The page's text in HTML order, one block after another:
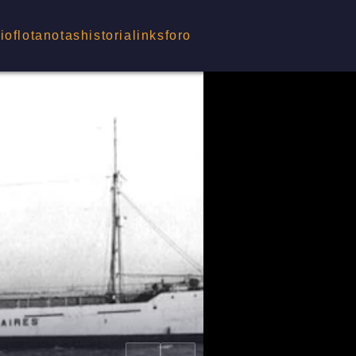
flota notas historia linksforo